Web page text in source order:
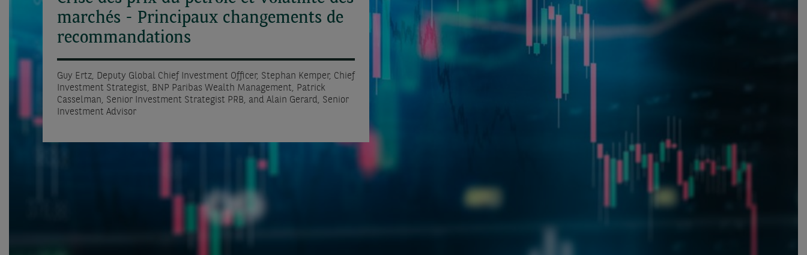
marchés - Principaux changements de
recommandations
Guy Ertz, Deputy Global Chief Investment Officer, Stephan Kemper, Chief
Investment Strategist, BNP Paribas Wealth Management, Patrick
Casselman, Senior Investment Strategist PRB, and Alain Gerard, Senior
Investment Advisor